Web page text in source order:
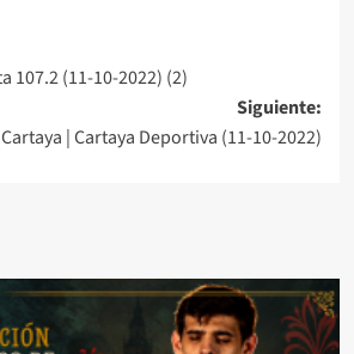
107.2 (11-10-2022) (2)
Siguiente:
| Cartaya Deportiva (11-10-2022)